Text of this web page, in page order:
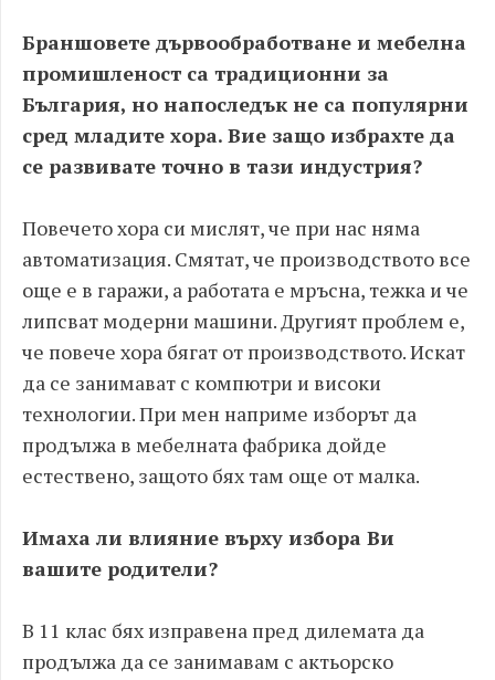
Браншовете дървообработване и мебелна
промишленост са традиционни за
България, но напоследък не са популярни
сред младите хора. Вие защо избрахте да
се развивате точно в тази индустрия?
Повечето хора си мислят, че при нас няма
автоматизация. Смятат, че производството все
още е в гаражи, а работата е мръсна, тежка и че
липсват модерни машини. Другият проблем е,
че повече хора бягат от производството. Искат
да се занимават с компютри и високи
технологии. При мен наприме изборът да
продължа в мебелната фабрика дойде
естествено, защото бях там още от малка.
Имаха ли влияние върху избора Ви
вашите родители?
В 11 клас бях изправена пред дилемата да
продължа да се занимавам с актьорско